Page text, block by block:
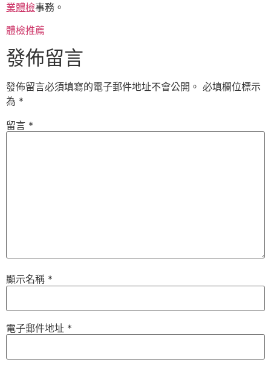
業體檢事務。
體檢推薦
發佈留言
發佈留言必須填寫的電子郵件地址不會公開。 必填欄位標示
為 *
留言 *
顯示名稱 *
電子郵件地址 *